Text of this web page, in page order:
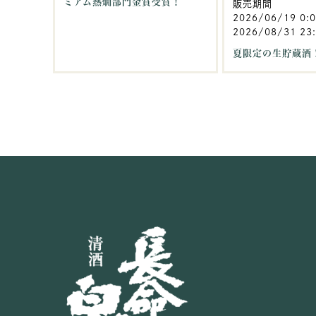
販売期間
2026/06/19
2026/08/31
夏限定の生貯蔵酒